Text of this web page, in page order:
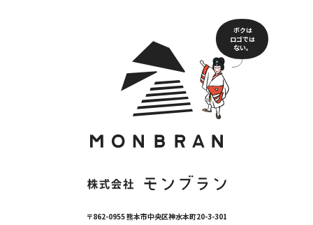
ボクは
ロゴでは
ない。
〒862-0955 熊本市中央区神水本町20-3-301